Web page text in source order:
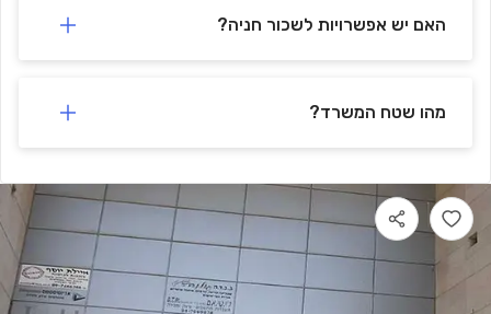
האם יש אפשרויות לשכור חניה?
מהו שטח המשרד?